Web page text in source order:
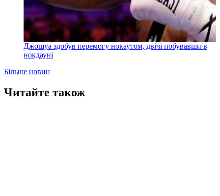
Джошуа здобув перемогу нокаутом, двічі побувавши в
нокдауні
Більше новин
Читайте також